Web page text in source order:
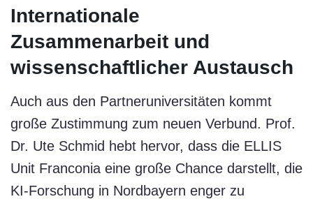
Internationale
Zusammenarbeit und
wissenschaftlicher Austausch
Auch aus den Partneruniversitäten kommt
große Zustimmung zum neuen Verbund. Prof.
Dr. Ute Schmid hebt hervor, dass die ELLIS
Unit Franconia eine große Chance darstellt, die
KI-Forschung in Nordbayern enger zu